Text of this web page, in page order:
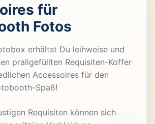
für
Fotos
erhältst Du leihweise und
prallgefüllten Requisiten-Koffer
Accessoires für den
Spaß!
Requisiten können sich